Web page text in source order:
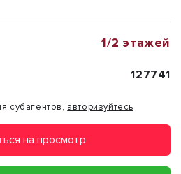
1/2 этажей
127741
субагентов, авторизуйтесь
на просмотр